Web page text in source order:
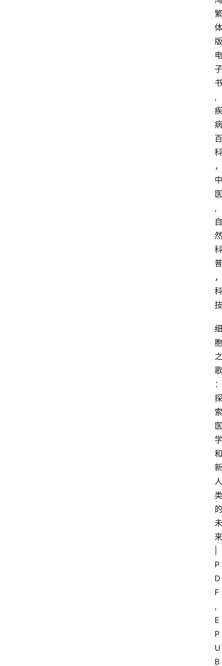
繁
体
版
电
子
书
,
疾
病
百
科
，
中
医
,
自
然
科
普
，
科
技
细
胞
之
歌
：
探
索
医
学
和
新
人
类
的
未
来
P
D
F
,
E
P
U
B